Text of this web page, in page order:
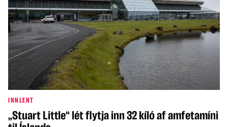
INNLENT
„Stuart Little“ lét flytja inn 32 kíló af amfetamíni